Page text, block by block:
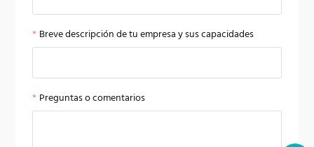
Breve descripción de tu empresa y sus capacidades
Preguntas o comentarios